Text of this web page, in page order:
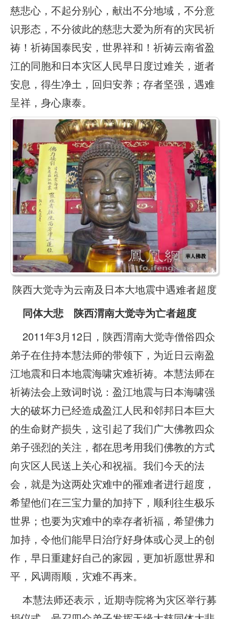
慈悲心，不起分别心，献出不分地域，不分意
识形态，不分彼此的慈悲大爱为所有的灾民祈
祷！祈祷国泰民安，世界祥和！祈祷云南省盈
江的同胞和日本灾区人民早日度过难关，逝者
安息，得生净土，回归安养；存者坚强，遇难
呈祥，身心康泰。
陕西大觉寺为云南及日本大地震中遇难者超度
同体大悲 陕西渭南大觉寺为亡者超度
2011年3月12日，陕西渭南大觉寺僧俗四众
弟子在住持本慧法师的带领下，为近日云南盈
江地震和日本地震海啸灾难祈祷。本慧法师在
祈祷法会上致词时说：盈江地震与日本海啸强
大的破坏力已经造成盈江人民和邻邦日本巨大
的生命财产损失，这引起了我们广大佛教四众
弟子强烈的关注，都在思考用我们佛教的方式
向灾区人民送上关心和祝福。我们今天的法
会，就是为这两处灾难中的罹难者进行超度，
希望他们在三宝力量的加持下，顺利往生极乐
世界；也要为灾难中的幸存者祈福，希望佛力
加持，令他们能早日治疗好身体或心灵上的创
作，早日重建好自己的家园，更加祈愿世界和
平，风调雨顺，灾难不再来。
本慧法师还表示，近期寺院将为灾区举行募